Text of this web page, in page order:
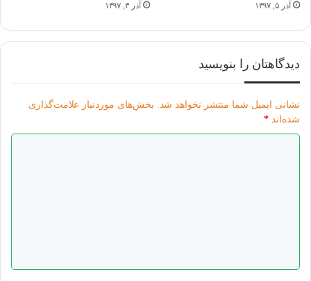
امام زمان
آذر ۵, ۱۳۹۷ آذر ۳, ۱۳۹۷
دیدگاهتان را بنویسید
نشانی ایمیل شما منتشر نخواهد شد. بخش‌های موردنیاز علامت‌گذاری
شده‌اند *
*